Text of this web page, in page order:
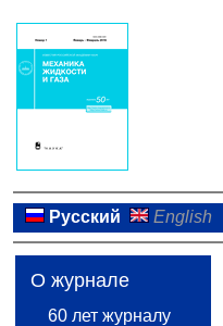
Русский English
О журнале
60 лет журналу